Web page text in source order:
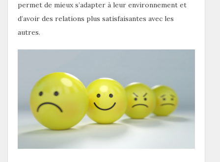
permet de mieux s’adapter à leur environnement et
d’avoir des relations plus satisfaisantes avec les
autres.